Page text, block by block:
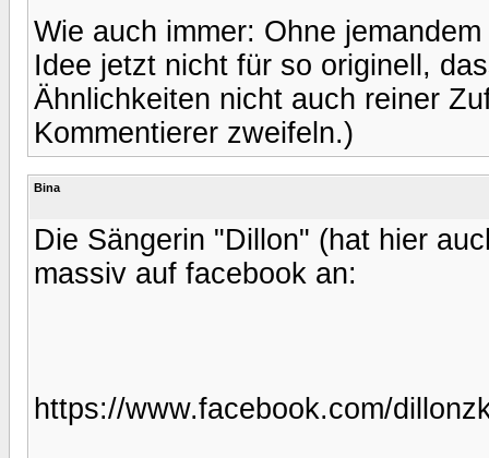
Wie auch immer: Ohne
Idee jetzt nicht für so originell,
Ähnlichkeiten nicht auch reiner
Kommentierer zweifeln.)
Bina
Die Sängerin "Dillon" (hat hier
massiv auf facebook an:
https://www.facebook.com/